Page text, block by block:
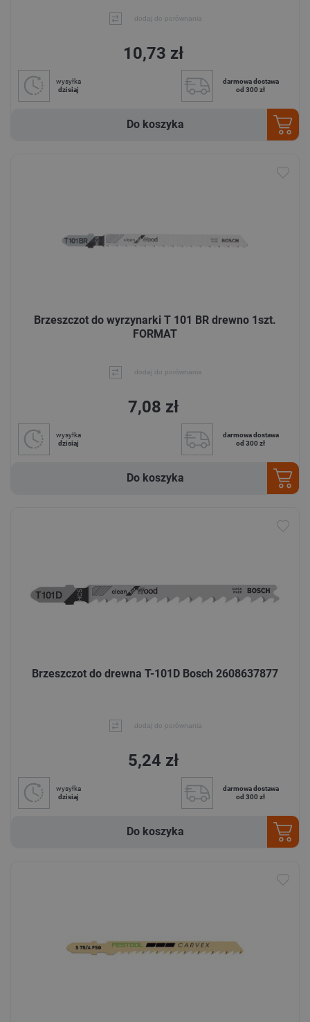
dodaj do porównania
10,73 zł
wysyłka
dzisiaj
darmowa dostawa
od 300 zł
Do koszyka
Brzeszczot do wyrzynarki T 101 BR drewno 1szt.
FORMAT
dodaj do porównania
7,08 zł
wysyłka
dzisiaj
darmowa dostawa
od 300 zł
Do koszyka
Brzeszczot do drewna T-101D Bosch 2608637877
dodaj do porównania
5,24 zł
wysyłka
dzisiaj
darmowa dostawa
od 300 zł
Do koszyka